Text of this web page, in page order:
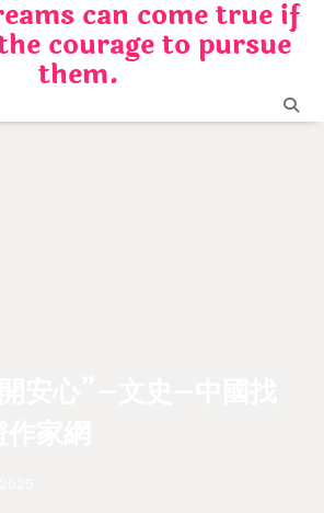
can come true if
courage to pursue
them.